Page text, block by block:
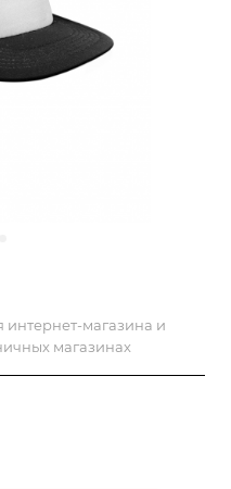
интернет-магазина и
магазинах